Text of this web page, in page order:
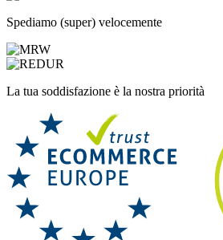
Spediamo (super) velocemente
La tua soddisfazione è la nostra priorità